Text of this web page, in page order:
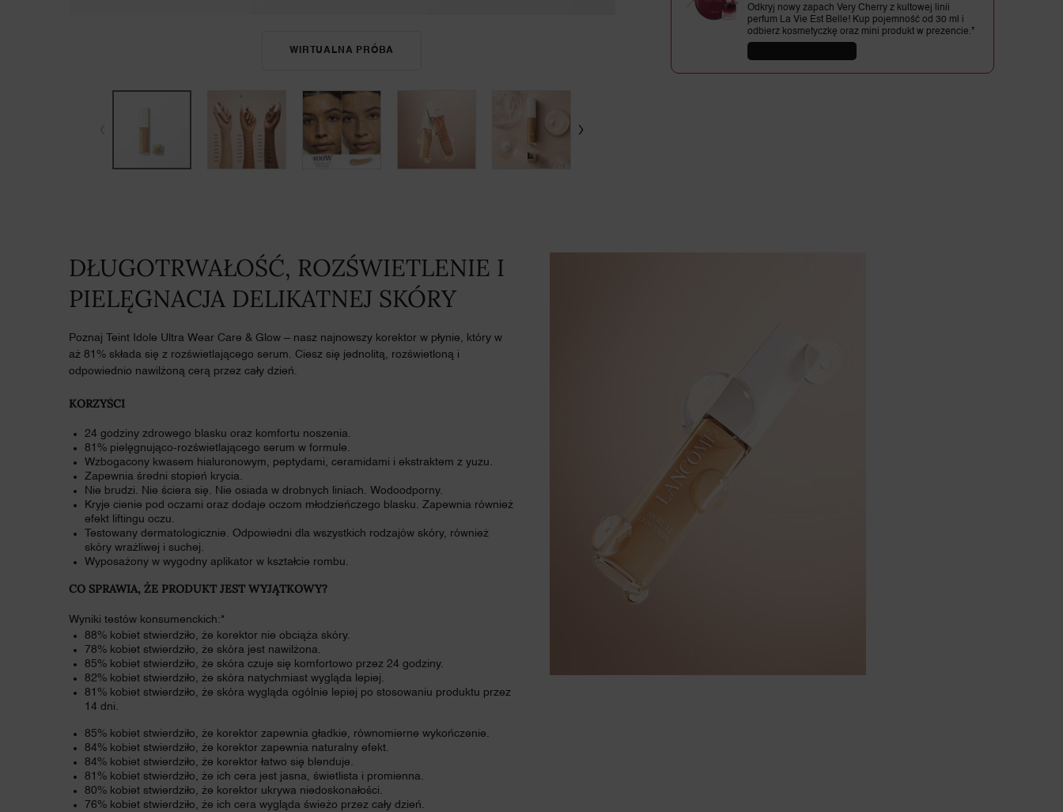
WIRTUALNA PRÓBA
Odkryj nowy zapach Very Cherry z kultowej linii
perfum La Vie Est Belle! Kup pojemność od 30 ml i
odbierz kosmetyczkę oraz mini produkt w prezencie.*
DŁUGOTRWAŁOŚĆ, ROZŚWIETLENIE I
PIELĘGNACJA DELIKATNEJ SKÓRY
Poznaj Teint Idole Ultra Wear Care & Glow – nasz najnowszy korektor w płynie, który w
aż 81% składa się z rozświetlającego serum. Ciesz się jednolitą, rozświetloną i
odpowiednio nawilżoną cerą przez cały dzień.
KORZYŚCI
24 godziny zdrowego blasku oraz komfortu noszenia.
81% pielęgnująco-rozświetlającego serum w formule.
Wzbogacony kwasem hialuronowym, peptydami, ceramidami i ekstraktem z yuzu.
Zapewnia średni stopień krycia.
Nie brudzi. Nie ściera się. Nie osiada w drobnych liniach. Wodoodporny.
Kryje cienie pod oczami oraz dodaje oczom młodzieńczego blasku. Zapewnia również
efekt liftingu oczu.
Testowany dermatologicznie. Odpowiedni dla wszystkich rodzajów skóry, również
skóry wrażliwej i suchej.
Wyposażony w wygodny aplikator w kształcie rombu.
CO SPRAWIA, ŻE PRODUKT JEST WYJĄTKOWY?
Wyniki testów konsumenckich:*
88% kobiet stwierdziło, że korektor nie obciąża skóry.
78% kobiet stwierdziło, że skóra jest nawilżona.
85% kobiet stwierdziło, że skóra czuje się komfortowo przez 24 godziny.
82% kobiet stwierdziło, że skóra natychmiast wygląda lepiej.
81% kobiet stwierdziło, że skóra wygląda ogólnie lepiej po stosowaniu produktu przez
14 dni.
85% kobiet stwierdziło, że korektor zapewnia gładkie, równomierne wykończenie.
84% kobiet stwierdziło, że korektor zapewnia naturalny efekt.
84% kobiet stwierdziło, że korektor łatwo się blenduje.
81% kobiet stwierdziło, że ich cera jest jasna, świetlista i promienna.
80% kobiet stwierdziło, że korektor ukrywa niedoskonałości.
76% kobiet stwierdziło, że ich cera wygląda świeżo przez cały dzień.